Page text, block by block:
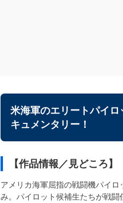
米海軍のエリートパイ
キュメンタリー！
【作品情報／見どころ】
アメリカ海軍屈指の戦闘機パイ
み。パイロット候補生たちが戦